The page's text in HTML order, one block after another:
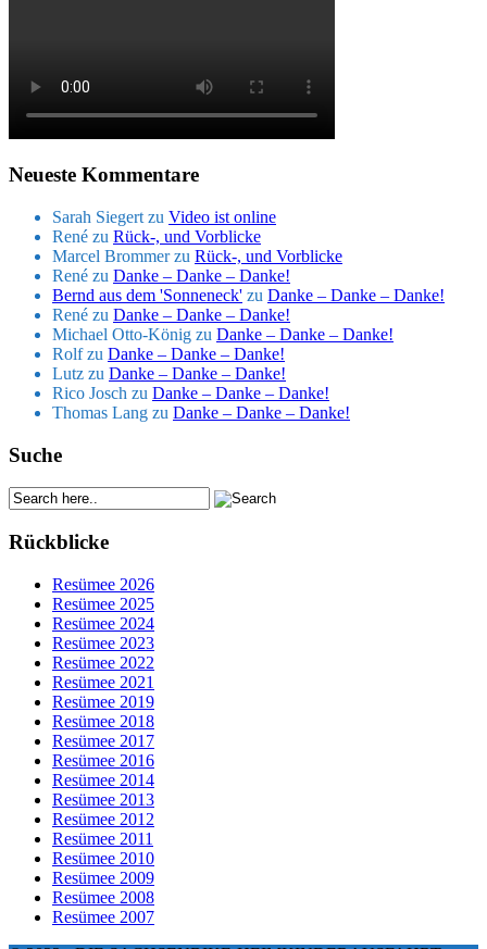
Neueste Kommentare
Sarah Siegert zu Video ist online
René zu Rück-, und Vorblicke
Marcel Brommerzu Rück-, und Vorblicke
René zu Danke – Danke – Danke!
Bernd aus dem 'Sonneneck' zu Danke – Danke – Danke!
René zu Danke – Danke – Danke!
Michael Otto-König zu Danke – Danke – Danke!
Rolfzu Danke – Danke – Danke!
Lutz zu Danke – Danke – Danke!
Rico Josch zu Danke – Danke – Danke!
Thomas Lang zu Danke – Danke – Danke!
Suche
Rückblicke
Resümee 2026
Resümee 2025
Resümee 2024
Resümee 2023
Resümee 2022
Resümee 2021
Resümee 2019
Resümee 2018
Resümee 2017
Resümee 2016
Resümee 2014
Resümee 2013
Resümee 2012
Resümee 2011
Resümee 2010
Resümee 2009
Resümee 2008
Resümee 2007